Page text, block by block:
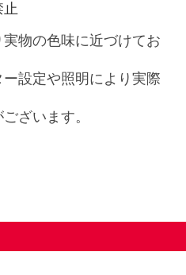
止
物の色味に近づけてお
設定や照明により実際
ざいます。